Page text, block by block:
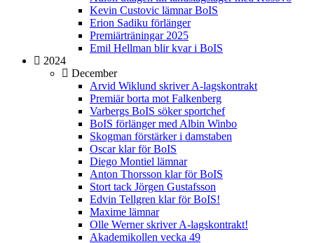
Kevin Custovic lämnar BoIS
Erion Sadiku förlänger
Premiärträningar 2025
Emil Hellman blir kvar i BoIS
2024
December
Arvid Wiklund skriver A-lagskontrakt
Premiär borta mot Falkenberg
Varbergs BoIS söker sportchef
BoIS förlänger med Albin Winbo
Skogman förstärker i damstaben
Oscar klar för BoIS
Diego Montiel lämnar
Anton Thorsson klar för BoIS
Stort tack Jörgen Gustafsson
Edvin Tellgren klar för BoIS!
Maxime lämnar
Olle Werner skriver A-lagskontrakt!
Akademikollen vecka 49